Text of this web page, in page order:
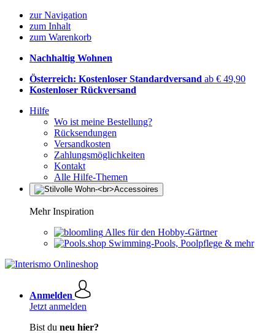
zur Navigation
zum Inhalt
zum Warenkorb
Nachhaltig Wohnen
Österreich: Kostenloser Standardversand ab € 49,90
Kostenloser Rückversand
Hilfe
Wo ist meine Bestellung?
Rücksendungen
Versandkosten
Zahlungsmöglichkeiten
Kontakt
Alle Hilfe-Themen
Mehr Inspiration
Alles für den Hobby-Gärtner
Swimming-Pools, Poolpflege & mehr
Anmelden
Jetzt anmelden
Bist du neu hier?